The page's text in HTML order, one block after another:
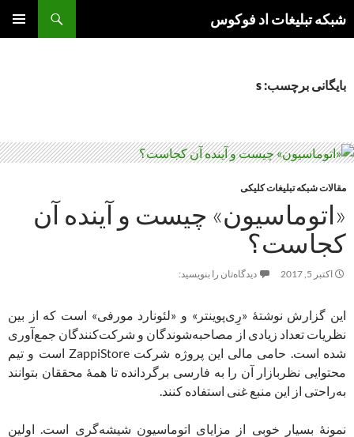
شبکه تبلیغات اد فوکوس
بایگانی برچسب: s
مقالات شبکه تبلیغات کلیکی
«اتوماسیون» چیست و آینده آن
کجاست؟
اکتبر 5, 2017 دیدگاه‌تان را بنویسید:
این گزارش نوشتۀ «رِی‌پوینتر» و «لئونارد مورفی» است که از بین
نظریات تعداد زیادی از مصاحبه‌شوندگان و شرکت‌‌کنندگان جمع‌آوری
شده است. حامی مالی این پروژه شرکت ZappiStore است و تیم
محتوایی نظربازار آن را به فارسی برگردانده تا همۀ محققان بتوانند
به‌راحتی از این منبع غنی استفاده کنند.
نمونۀ بسیار خوبی از مزایای اتوماسیون شیشه‌گری است. اولین